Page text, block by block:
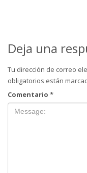
Deja una
Tu dirección de correo
obligatorios están
Comentario *